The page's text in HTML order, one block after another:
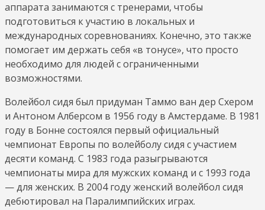
аппарата занимаются с тренерами, чтобы
подготовиться к участию в локальных и
международных соревнованиях. Конечно, это также
помогает им держать себя «в тонусе», что просто
необходимо для людей с ограниченными
возможностями.
Волейбол сидя был придуман Таммо ван дер Схером
и Антоном Алберсом в 1956 году в Амстердаме. В 1981
году в Бонне состоялся первый официальный
чемпионат Европы по волейболу сидя с участием
десяти команд. С 1983 года разыгрываются
чемпионаты мира для мужских команд и с 1993 года
— для женских. В 2004 году женский волейбол сидя
дебютировал на Паралимпийских играх.